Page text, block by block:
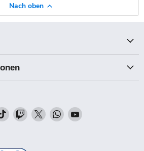
Nach oben
Finden
Sie
Finden
Sie
Finden
Sie
Finden
Sie
Finden